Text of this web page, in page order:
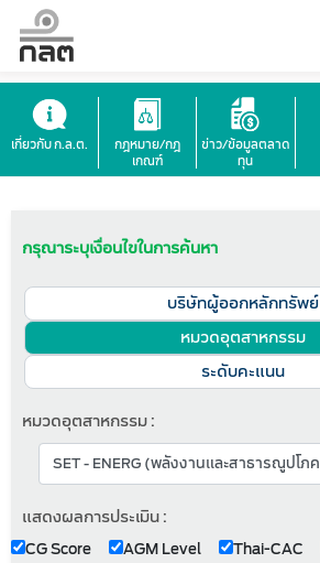
เกี่ยวกับ ก.ล.ต.
กฎหมาย/กฎ
เกณฑ์
ข่าว/ข้อมูลตลาด
ทุน
กรุณาระบุเงื่อนไขในการค้นหา
บริษัทผู้ออกหลักทรัพย์
หมวดอุตสาหกรรม
ระดับคะแนน
หมวดอุตสาหกรรม :
แสดงผลการประเมิน :
CG Score
AGM Level Thai-CAC